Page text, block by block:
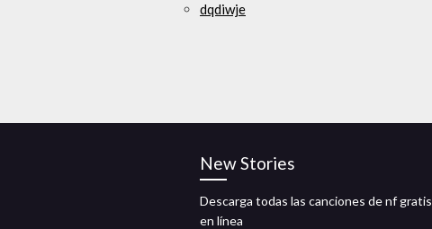
dqdiwje
New Stories
Descarga todas las canciones de nf gratis
en línea